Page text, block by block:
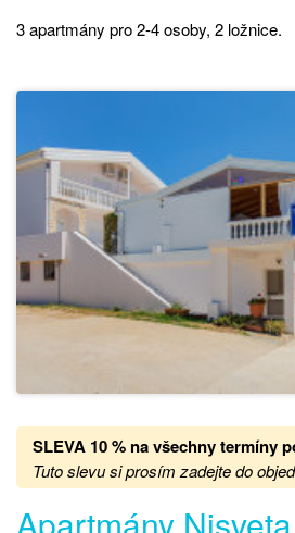
3 apartmány pro 2-4 osoby, 2 ložnice.
SLEVA 10 % na všechny termíny
Tuto slevu si prosím zadejte do
Apartmány Nisveta